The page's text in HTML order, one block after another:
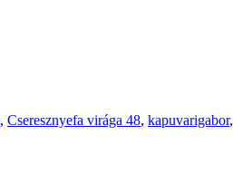
, Cseresznyefa virága 48, kapuvarigabor,